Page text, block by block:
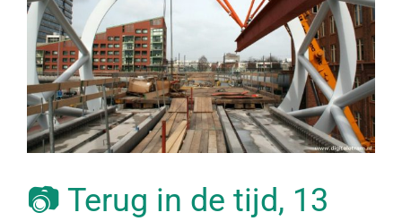
📷 Terug in de tijd, 13